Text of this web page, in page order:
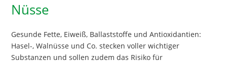
Nüsse
Gesunde Fette, Eiweiß, Ballaststoffe und Antioxidantien:
Hasel-, Walnüsse und Co. stecken voller wichtiger
Substanzen und sollen zudem das Risiko für